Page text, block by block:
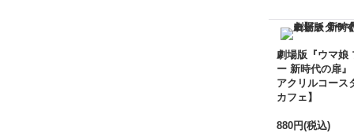
劇場版『ウマ娘
ー 新時代の扉』
アクリルコース
カフェ】
880円(税込)